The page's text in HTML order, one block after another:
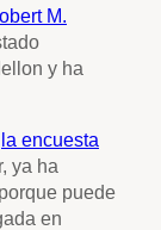
M.
y ha
la encuesta
ya ha
puede
en